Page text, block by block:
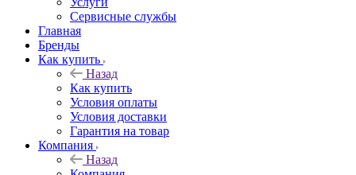
Сервисные службы
Главная
Бренды
Как купить
Назад
Как купить
Условия оплаты
Условия доставки
Гарантия на товар
Компания
Назад